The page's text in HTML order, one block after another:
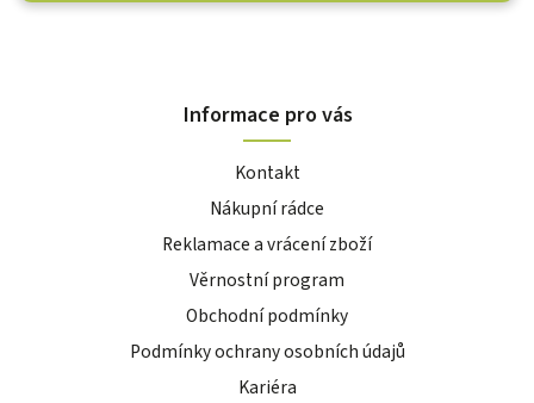
Informace pro vás
Kontakt
Nákupní rádce
Reklamace a vrácení zboží
Věrnostní program
Obchodní podmínky
Podmínky ochrany osobních údajů
Kariéra